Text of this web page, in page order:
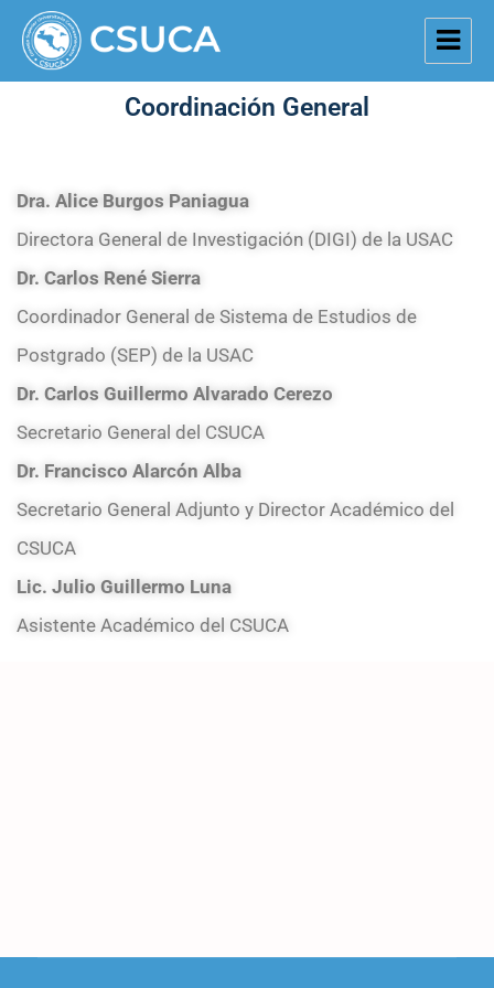
Coordinación General
Dra. Alice Burgos Paniagua
Directora General de Investigación (DIGI) de la USAC
Dr. Carlos René Sierra
Coordinador General de Sistema de Estudios de
Postgrado (SEP) de la USAC
Dr. Carlos Guillermo Alvarado Cerezo
Secretario General del CSUCA
Dr. Francisco Alarcón Alba
Secretario General Adjunto y Director Académico del
CSUCA
Lic. Julio Guillermo Luna
Asistente Académico del CSUCA